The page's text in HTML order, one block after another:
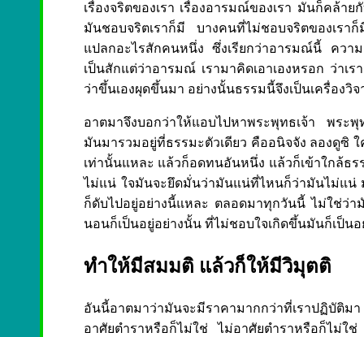
เรื่องจริตของเรา เรื่องอารมณ์ของเรา มันก็คล้
มันชอบจริตเราก็มี บางคนที่ไม่ชอบจริตของเร
แปลกอะไรสักคนหนึ่ง ซึ่งเรียกว่าอารมณ์นี้ ควา
เป็นสักแต่ว่าอารมณ์ เรามาคิดเอาเองหรอก ว่าเ
ว่าขึ้นเองผุดขึ้นมา อย่างนั้นธรรมนี้จึงเป็นเครื่องวิ
อาตมาจึงบอกว่าให้แอบไปหาพระพุทธเจ้า พระ
มันมารวมอยู่ที่ธรรมะตัวเดียว คืออนิจจัง ลองดูซิ
เท่านั้นแหละ แล้วก็อดทนอันหนึ่ง แล้วก็เข้าใกล้ธ
ไม่แน่ ใจมันจะยึดมั่นว่ามันแน่ที่ไหนก็ว่ามันไม่แน่
ก็ดับไปอยู่อย่างนี้แหละ ตลอดมาทุกวันนี้ ไม่ใช่ว่า
นอนก็เป็นอยู่อย่างนั้น ที่ไม่ชอบใจเกิดขึ้นมันก็เป็น
ทำให้มีสมมติ แล้วก็ให้มีวิมุตติ
อันนี้อาตมาว่ามันจะมีราคามากกว่าที่เราปฏิบัติ
อาศัยตำราหรือก็ไม่ใช่ ไม่อาศัยตำราหรือก็ไม่ใ